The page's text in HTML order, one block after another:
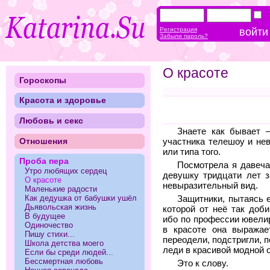
О красоте
Знаете как бывает
участника телешоу и
или типа того.
Посмотрела я
девушку тридцати лет
невыразительный вид.
Защитники, пытаясь
которой от неё так
ибо по профессии
в красоте она
переодели, подстригли,
леди в красивой модной
Это к слову.
Гороскопы
Красота и здоровье
Любовь и секс
Отношения
Проба пера
Утро любящих сердец
О красоте
Маленькие радости
Как дедушка от бабушки ушёл
Дьявольская жизнь
В будущее
Одиночество
Пишу стихи...
Школа детства моего
Если бы среди людей...
Бессмертная любовь
Регистрация
Забыли пароль?